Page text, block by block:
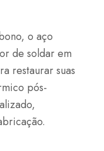
o aço
de soldar em
restaurar suas
pós-